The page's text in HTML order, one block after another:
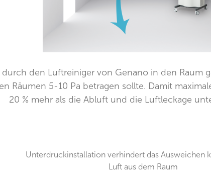
den Luftreiniger von Genano in den Raum
Räumen 5-10 Pa betragen sollte. Damit
20 % mehr als die Abluft und die Luftleckage
Unterdruckinstallation verhindert das Ausweichen
Luft aus dem Raum